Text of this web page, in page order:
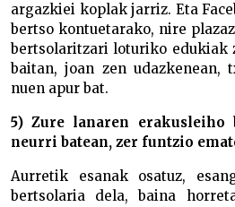
argazkiei koplak jarriz. Eta
bertso kontuetarako, nire
bertsolaritzari loturiko edukiak
baitan, joan zen udazkenean,
nuen apur bat.
5) Zure lanaren
neurri batean, zer funtzio
Aurretik esanak osatuz,
bertsolaria dela, baina